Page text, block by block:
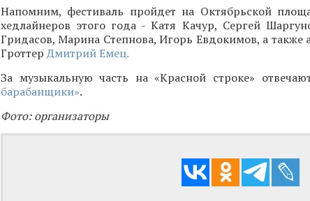
Напомним, фестиваль пройдет на Октябрьской
хедлайнеров этого года - Катя Качур, Сергей
Гридасов, Марина Степнова, Игорь Евдокимов, а также
ГроттерДмитрий Емец.
За музыкальную часть на «Красной строке»
барабанщики».
Фото: организаторы